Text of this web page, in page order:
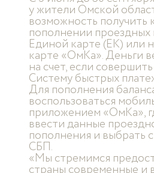
у жители Омской
возможность получить
пополнении проездных
Единой карте (ЕК) или
карте «ОмКа». Деньги
на счет, если
Систему быстрых
Для пополнения
воспользоваться
приложением «ОмКа»,
ввести данные
пополнения и выбрать
СБП.
«Мы стремимся
страны современные и